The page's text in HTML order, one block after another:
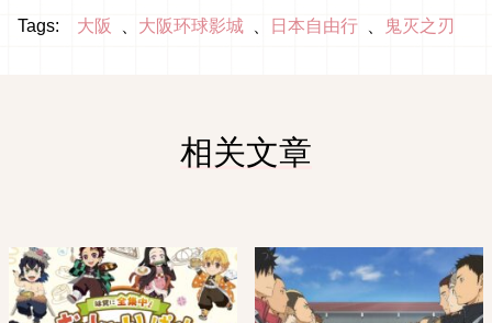
Tags: 大阪 大阪环球影城 日本自由行 鬼灭之刃
相关文章